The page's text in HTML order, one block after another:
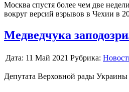
Москва спустя более чем две
вокруг версий взрывов в Чехии в
Медведчука
Дата: 11 Май 2021 Рубрика:
Депутата Верховной рады